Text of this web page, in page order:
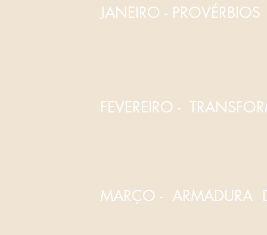
JANEIRO - PROVÉRBIOS
FEVEREIRO -
MARÇO - ARMADURA